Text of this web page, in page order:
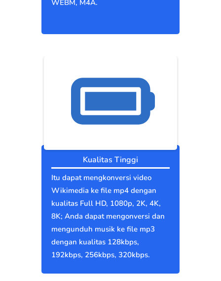
WEBM, M4A.
Kualitas Tinggi
Itu dapat mengkonversi video
Wikimedia ke file mp4 dengan
kualitas Full HD, 1080p, 2K, 4K,
8K; Anda dapat mengonversi dan
mengunduh musik ke file mp3
dengan kualitas 128kbps,
192kbps, 256kbps, 320kbps.